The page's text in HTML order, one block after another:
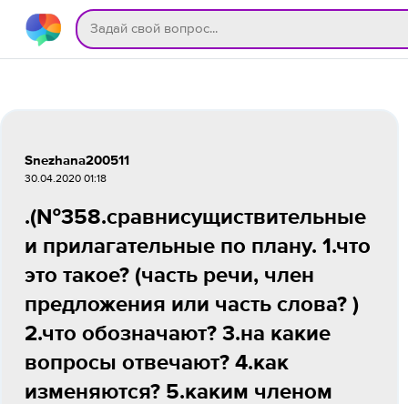
Snezhana200511
30.04.2020 01:18
.(№358.сравнисущиствительные
и прилагательные по плану. 1.что
это такое? (часть речи, член
предложения или часть слова? )
2.что обозначают? 3.на какие
вопросы отвечают? 4.как
изменяются? 5.каким членом